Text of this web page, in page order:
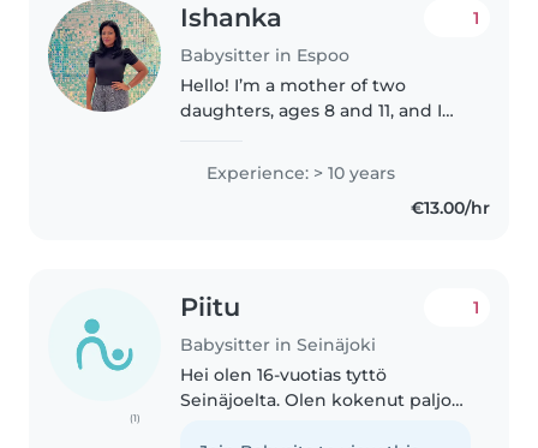
Ishanka
Babysitter in Espoo
1
Hello! I’m a mother of two
daughters, ages 8 and 11, and I
experience understanding their
needs, keeping them happy,
Experience: > 10 years
€13.00/hr
(1)
Piitu
Babysitter in Seinäjoki
1
Hei olen 16-vuotias tyttö
Seinäjoelta. Olen kokenut paljon